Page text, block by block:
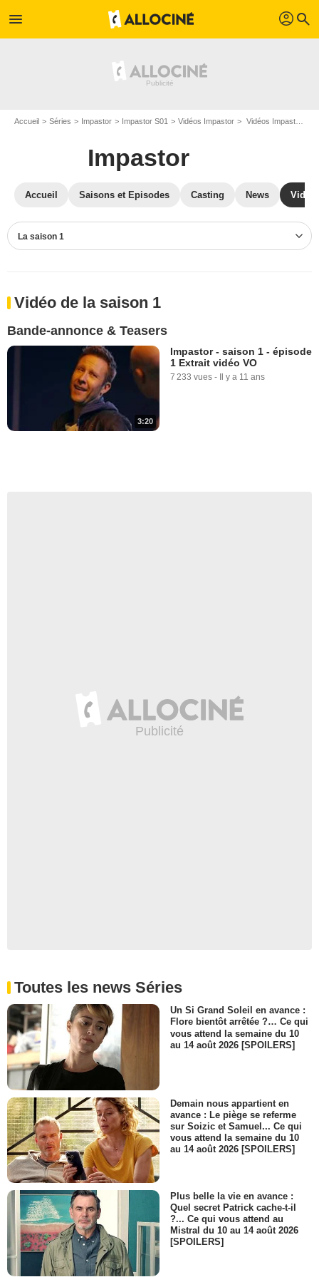
menu profil search
Accueil Séries Impastor Impastor S01 Vidéos Impastor Vidéos Impastor S01
Impastor
Accueil Saisons et Episodes Casting News
La saison 1
Vidéo de la saison 1
Bande-annonce & Teasers
3:20
Impastor - saison 1 - épisode
1 Extrait vidéo VO
7 233 vues - Il y a 11 ans
Toutes les news Séries
Un Si Grand Soleil en avance :
Flore bientôt arrêtée ?… Ce qui
vous attend la semaine du 10
au 14 août 2026 [SPOILERS]
Demain nous appartient en
avance : Le piège se referme
sur Soizic et Samuel... Ce qui
vous attend la semaine du 10
au 14 août 2026 [SPOILERS]
Plus belle la vie en avance :
Quel secret Patrick cache-t-il
?... Ce qui vous attend au
Mistral du 10 au 14 août 2026
[SPOILERS]